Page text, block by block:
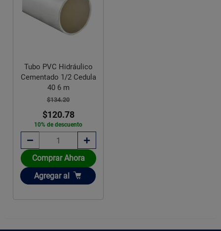
Tubo PVC Hidráulico
Cementado 1/2 Cedula
40 6 m
$134.20
$120.78
10% de descuento
Comprar Ahora
Añadir
Agregar al